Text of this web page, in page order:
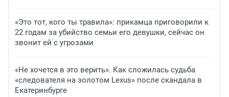
«Это тот, кого ты травила»: прикамца приговорили к
22 годам за убийство семьи его девушки, сейчас он
звонит ей с угрозами
«Не хочется в это верить». Как сложилась судьба
«следователя на золотом Lexus» после скандала в
Екатеринбурге